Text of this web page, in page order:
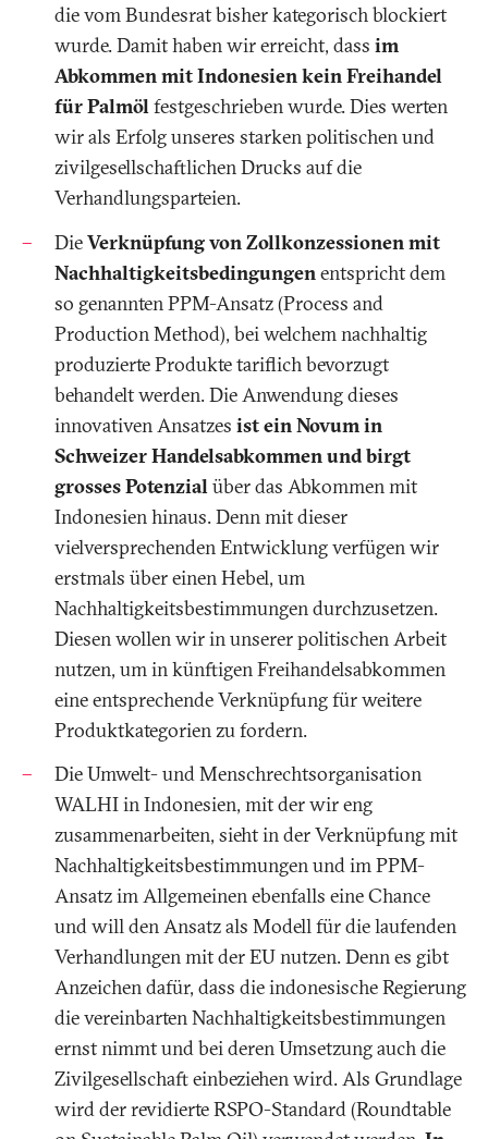
die vom Bundesrat bisher kategorisch blockiert
wurde. Damit haben wir erreicht, dass im
Abkommen mit Indonesien kein Freihandel
für Palmölfestgeschrieben wurde. Dies werten
wir als Erfolg unseres starken politischen und
zivilgesellschaftlichen Drucks auf die
Verhandlungsparteien.
DieVerknüpfung von Zollkonzessionen mit
Nachhaltigkeitsbedingungen entspricht dem
so genannten PPM-Ansatz (Process and
Production Method), bei welchem nachhaltig
produzierte Produkte tariflich bevorzugt
behandelt werden. Die Anwendung dieses
innovativen Ansatzes ist ein Novum in
Schweizer Handelsabkommen und birgt
grosses Potenzial über das Abkommen mit
Indonesien hinaus. Denn mit dieser
vielversprechenden Entwicklung verfügen wir
erstmals über einen Hebel, um
Nachhaltigkeitsbestimmungen durchzusetzen.
Diesen wollen wir in unserer politischen Arbeit
nutzen, um in künftigen Freihandelsabkommen
eine entsprechende Verknüpfung für weitere
Produktkategorien zu fordern.
Die Umwelt- und Menschrechtsorganisation
WALHI in Indonesien, mit der wir eng
zusammenarbeiten, sieht in der Verknüpfung mit
Nachhaltigkeitsbestimmungen und im PPM-
Ansatz im Allgemeinen ebenfalls eine Chance
und will den Ansatz als Modell für die laufenden
Verhandlungen mit der EU nutzen. Denn es gibt
Anzeichen dafür, dass die indonesische Regierung
die vereinbarten Nachhaltigkeitsbestimmungen
ernst nimmt und bei deren Umsetzung auch die
Zivilgesellschaft einbeziehen wird. Als Grundlage
wird der revidierte RSPO-Standard (Roundtable